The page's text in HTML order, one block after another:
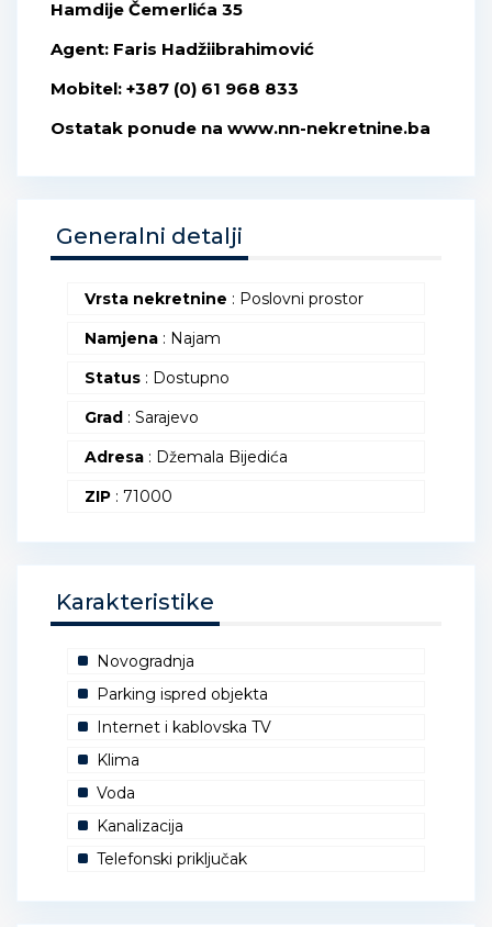
Hamdije Čemerlića 35
Agent: Faris Hadžiibrahimović
Mobitel: +387 (0) 61 968 833
Ostatak ponude na www.nn-nekretnine.ba
Generalni detalji
Vrsta nekretnine : Poslovni prostor
Namjena : Najam
Status : Dostupno
Grad : Sarajevo
Adresa : Džemala Bijedića
ZIP : 71000
Karakteristike
Novogradnja
Parking ispred objekta
Internet i kablovska TV
Klima
Voda
Kanalizacija
Telefonski priključak